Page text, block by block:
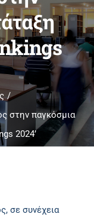
στην παγκόσμια
2024’
σε συνέχεια